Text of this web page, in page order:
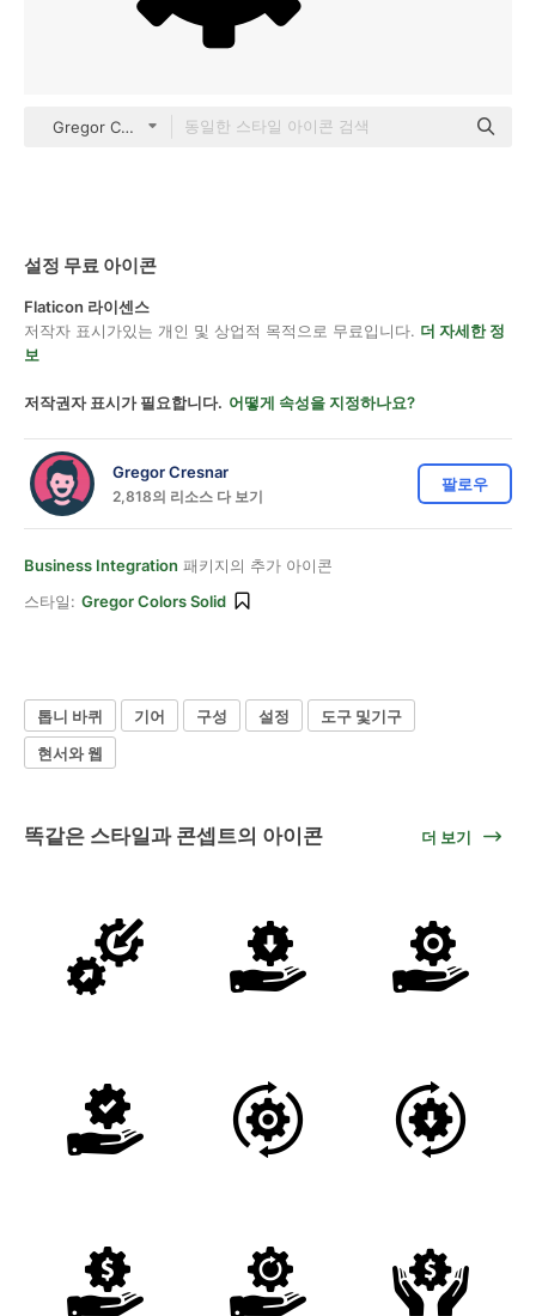
Gregor Colors Solid
설정 무료 아이콘
Flaticon 라이센스
저작자 표시가있는 개인 및 상업적 목적으로 무료입니다. 더 자세한 정
보
저작권자 표시가 필요합니다. 어떻게 속성을 지정하나요?
Gregor Cresnar
2,818의 리소스 다 보기
팔로우
Business Integration 패키지의 추가 아이콘
스타일: Gregor Colors Solid
톱니 바퀴 기어 구성 설정
도구 및기구
현서와 웹
똑같은 스타일과 콘셉트의 아이콘 더 보기